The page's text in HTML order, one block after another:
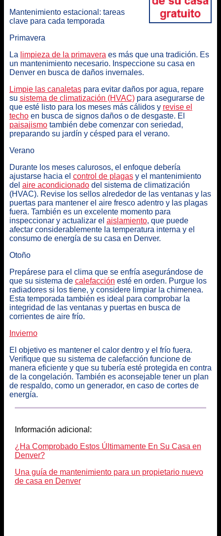
Mantenimiento estacional: tareas
clave para cada temporada
Primavera
La limpieza de la primavera es más que una tradición. Es
un mantenimiento necesario. Inspeccione su casa en
Denver en busca de daños invernales.
Limpie las canaletaspara evitar daños por agua, repare
su sistema de climatización (HVAC)para asegurarse de
que esté listo para los meses más cálidos y revise el
techoen busca de signos daños o de desgaste. El
paisajismotambién debe comenzar con seriedad,
preparando su jardín y césped para el verano.
Verano
Durante los meses calurosos, el enfoque debería
ajustarse hacia el control de plagasy el mantenimiento
del aire acondicionadodel sistema de climatización
(HVAC). Revise los sellos alrededor de las ventanas y las
puertas para mantener el aire fresco adentro y las plagas
fuera. También es un excelente momento para
inspeccionar y actualizar el aislamiento, que puede
afectar considerablemente la temperatura interna y el
consumo de energía de su casa en Denver.
Otoño
Prepárese para el clima que se enfría asegurándose de
que su sistema de calefacción esté en orden. Purgue los
radiadores si los tiene, y considere limpiar la chimenea.
Esta temporada también es ideal para comprobar la
integridad de las ventanas y puertas en busca de
corrientes de aire frío.
Invierno
El objetivo es mantener el calor dentro y el frío fuera.
Verifique que su sistema de calefacción funcione de
manera eficiente y que su tubería esté protegida en contra
de la congelación. También es aconsejable tener un plan
de respaldo, como un generador, en caso de cortes de
energía.
Información adicional:
¿Ha Comprobado Estos Últimamente En Su Casa en
Denver?
Una guía de mantenimiento para un propietario nuevo
de casa en Denver